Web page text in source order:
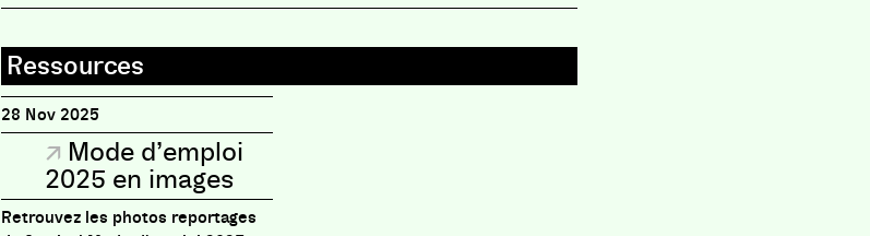
28 Nov 2025
Mode d’emploi
2025 en images
Retrouvez les photos reportages